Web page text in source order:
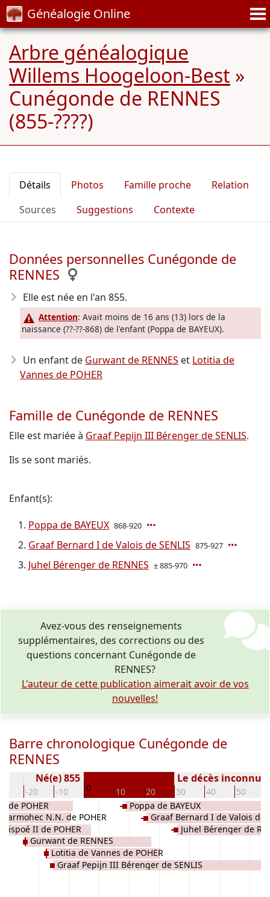
Généalogie Online
Arbre généalogique
Willems Hoogeloon-Best »
Cunégonde de RENNES
(855-????)
Détails Photos Famille proche
Relation
Sources
Suggestions Contexte
Données personnelles Cunégonde de
RENNES
Elle est née en l'an 855.
Attention: Avait moins de 16 ans (13) lors de la
naissance (??-??-868) de l'enfant (Poppa de BAYEUX).
Un enfant de Gurwant de RENNES et Lotitia de
Vannes de POHER
Famille de Cunégonde de RENNES
Elle est mariée à Graaf Pepijn III Bérenger de SENLIS.
Ils se sont mariés.
Enfant(s):
Poppa de BAYEUX 868-920
Graaf Bernard I de Valois de SENLIS 875-927
Juhel Bérenger de RENNES ± 885-970
Avez-vous des renseignements
supplémentaires, des corrections ou des
questions concernant Cunégonde de
RENNES?
L'auteur de cette publication aimerait avoir de vos
nouvelles!
Barre chronologique Cunégonde de
RENNES
-20 -10 0 10 20 30 40 50
Né(e) 855 Le décès inconnu
de POHER
Marmohec N.N. de POHER
Erispoé II de POHER
Gurwant de RENNES
Lotitia de Vannes de POHER
Graaf Pepijn III Bérenger de SENLIS
Poppa de BAYEUX
Graaf Bernard I de Valois de
Juhel Bérenger de